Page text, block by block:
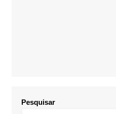
Pesquisar